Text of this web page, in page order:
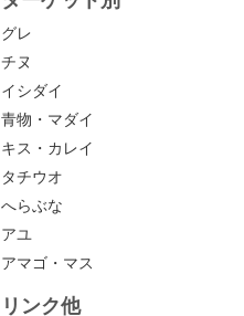
グレ
チヌ
イシダイ
青物・マダイ
キス・カレイ
タチウオ
へらぶな
アユ
アマゴ・マス
リンク他